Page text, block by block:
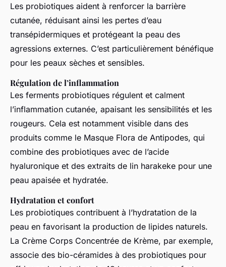
Les probiotiques aident à renforcer la barrière
cutanée, réduisant ainsi les pertes d’eau
transépidermiques et protégeant la peau des
agressions externes. C’est particulièrement bénéfique
pour les peaux sèches et sensibles.
Régulation de l’inflammation
Les ferments probiotiques régulent et calment
l’inflammation cutanée, apaisant les sensibilités et les
rougeurs. Cela est notamment visible dans des
produits comme le Masque Flora de Antipodes, qui
combine des probiotiques avec de l’acide
hyaluronique et des extraits de lin harakeke pour une
peau apaisée et hydratée.
Hydratation et confort
Les probiotiques contribuent à l’hydratation de la
peau en favorisant la production de lipides naturels.
La Crème Corps Concentrée de Krème, par exemple,
associe des bio-céramides à des probiotiques pour